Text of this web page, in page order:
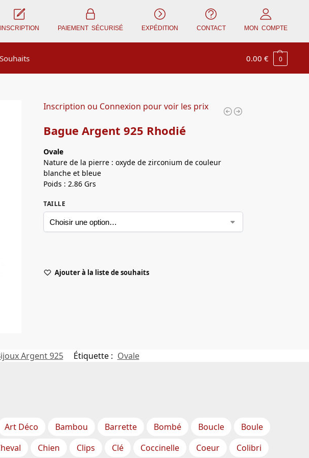
INSCRIPTION PAIEMENT SÉCURISÉ EXPÉDITION CONTACT MON COMPTE
0.00€ 0
Inscription ou Connexion pour voir les prix
Bague Argent 925 Rhodié
Ovale
Nature de la pierre : oxyde de zirconium de couleur
blanche et bleue
Poids : 2.86 Grs
TAILLE
Ajouter à la liste de souhaits
Argent 925 Étiquette : Ovale
Art Déco Bambou Barrette Bombé Boucle
Boule
Chien Clips Clé Coccinelle Coeur Colibri